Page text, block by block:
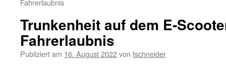
Fahrerlaubnis
Trunkenheit auf dem E-
Fahrerlaubnis
Publiziert am 16. August 2022von fschneider